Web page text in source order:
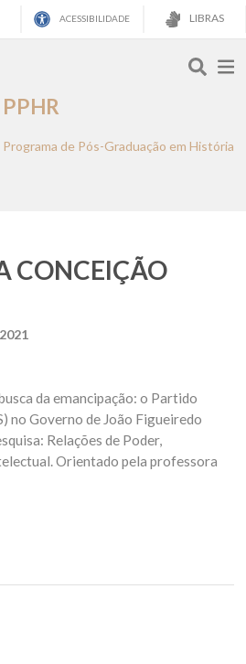
ACESSIBILIDADE LIBRAS
PPHR
Programa de Pós-Graduação em História
CONCEIÇÃO
da emancipação: o Partido
no Governo de João Figueiredo
Relações de Poder,
Orientado pela professora